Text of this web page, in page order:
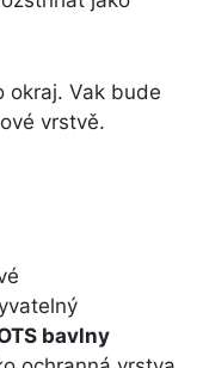
okraj. Vak bude
vrstvě.
bavlny